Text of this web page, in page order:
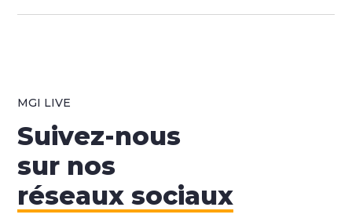
MGI LIVE
Suivez-nous
sur nos
réseaux sociaux